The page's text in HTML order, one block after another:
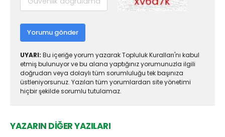
Yorumu gönder
UYARI: Bu içeriğe yorum yazarak Topluluk Kuralları'nı kabul
etmiş bulunuyor ve bu alana yaptığınız yorumunuzla ilgili
doğrudan veya dolaylı tüm sorumluluğu tek başınıza
üstleniyorsunuz. Yazılan tüm yorumlardan site yönetimi
hiçbir şekilde sorumlu tutulamaz.
YAZARIN DİĞER YAZILARI